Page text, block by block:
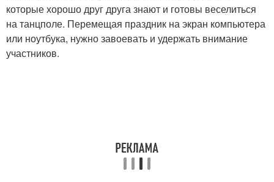
которые хорошо друг друга знают и готовы веселиться
на танцполе. Перемещая праздник на экран компьютера
или ноутбука, нужно завоевать и удержать внимание
участников.